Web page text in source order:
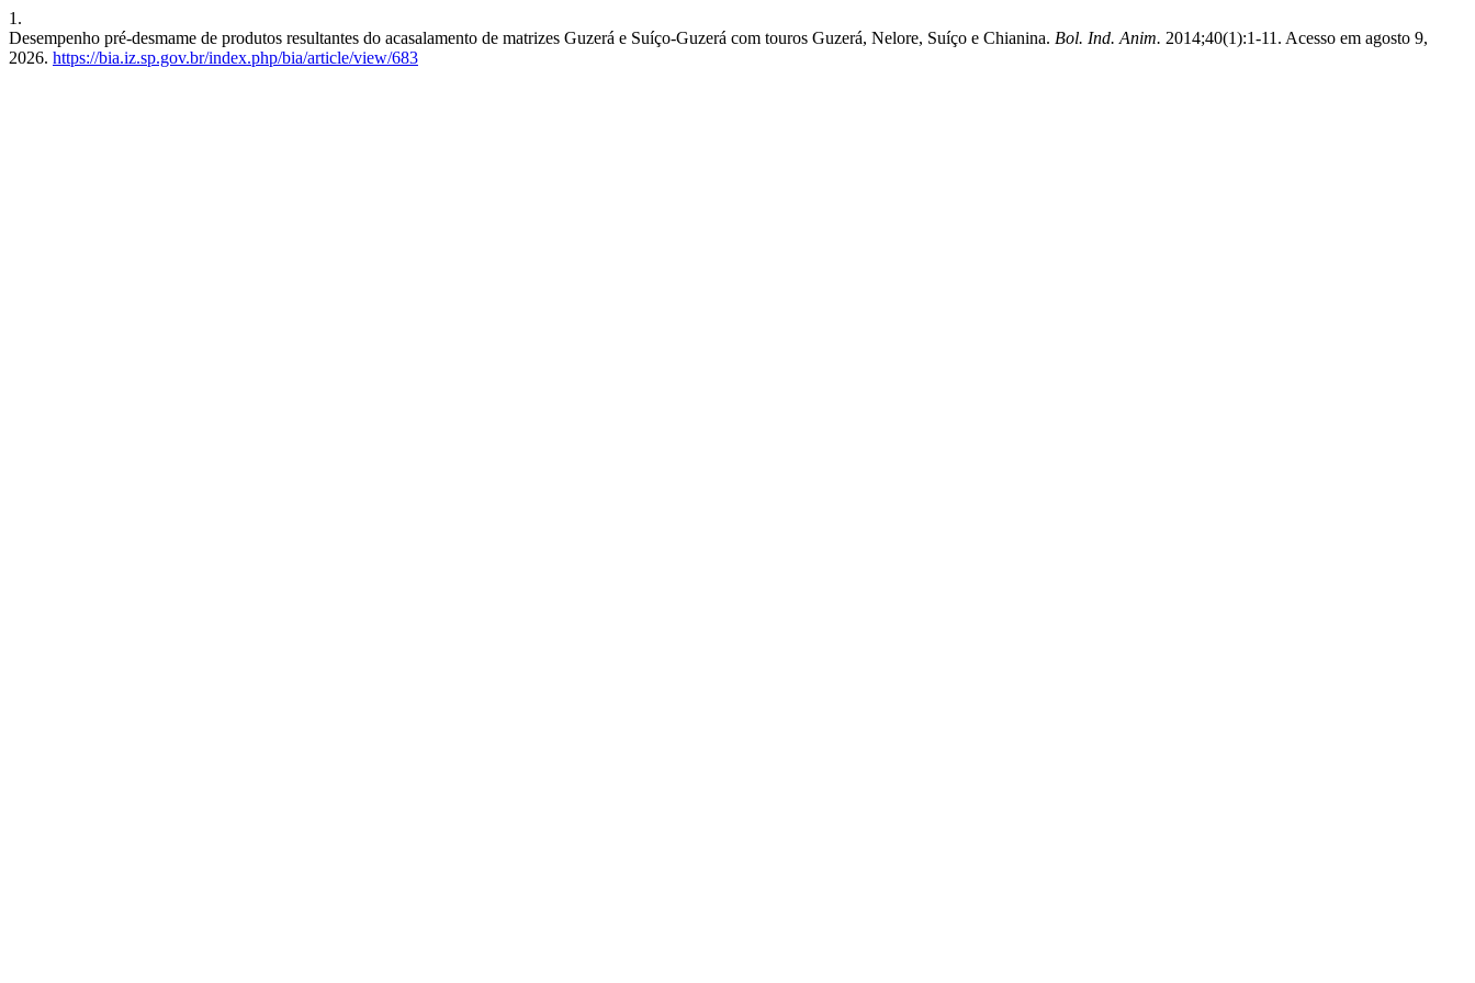
1.
Desempenho pré-desmame de produtos resultantes do acasalamento de matrizes Guzerá e Suíço-Guzerá com touros Guzerá, Nelore, Suíço e Chianina. Bol. Ind. Anim. 2014;40(1):1-11. Acesso em agosto 9,
2026. https://bia.iz.sp.gov.br/index.php/bia/article/view/683